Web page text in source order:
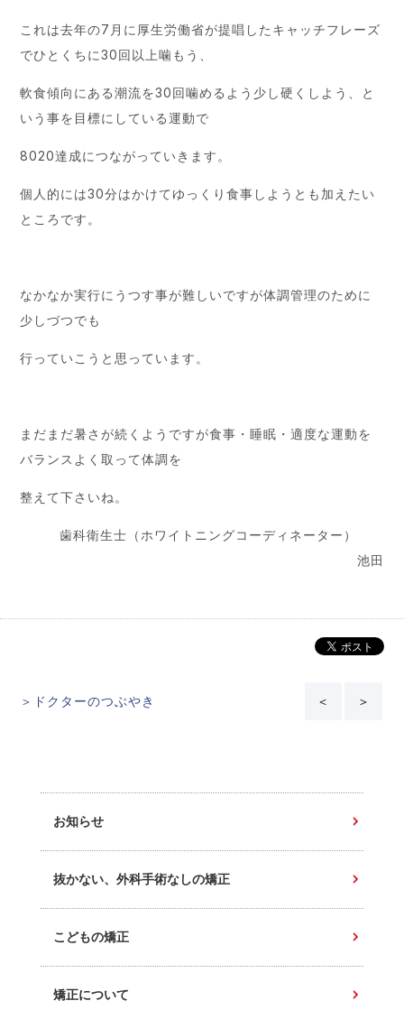
これは去年の7月に厚生労働省が提唱したキャッチフレーズ
でひとくちに30回以上噛もう、
軟食傾向にある潮流を30回噛めるよう少し硬くしよう、と
いう事を目標にしている運動で
8020達成につながっていきます。
個人的には30分はかけてゆっくり食事しようとも加えたい
ところです。
なかなか実行にうつす事が難しいですが体調管理のために
少しづつでも
行っていこうと思っています。
まだまだ暑さが続くようですが食事・睡眠・適度な運動を
バランスよく取って体調を
整えて下さいね。
歯科衛生士（ホワイトニングコーディネーター）
池田
＞ドクターのつぶやき ＜ ＞
お知らせ
抜かない、外科手術なしの矯正
こどもの矯正
矯正について